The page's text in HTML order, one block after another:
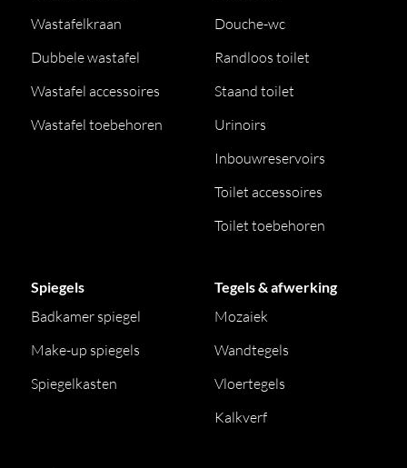
Wastafelkraan
Dubbele wastafel
Wastafel accessoires
Wastafel toebehoren
Douche-wc
Randloos toilet
Staand toilet
Urinoirs
Inbouwreservoirs
Toilet accessoires
Toilet toebehoren
Spiegels
Badkamer spiegel
Make-up spiegels
Spiegelkasten
Tegels & afwerking
Mozaiek
Wandtegels
Vloertegels
Kalkverf